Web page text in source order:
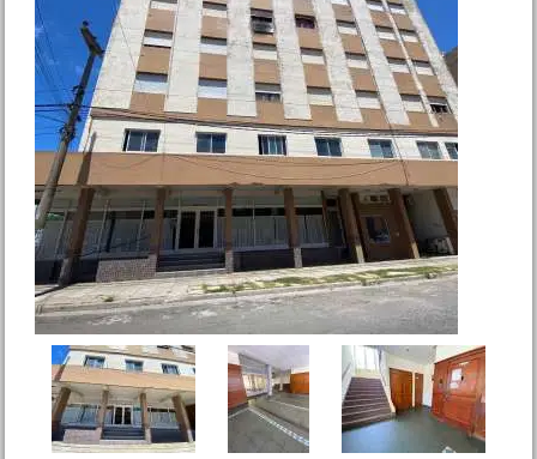
Dpto. 3 amb. Diagonal
Rivadavia 295 Mar de Ajo
Precio :U$S 50 .000